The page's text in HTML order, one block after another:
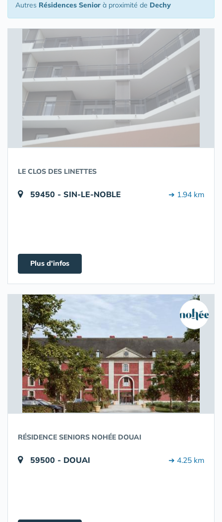
Autres Résidences Senior à proximité de Dechy
LE CLOS DES LINETTES
59450 - SIN-LE-NOBLE ➔ 1.94 km
Plus d'infos
RÉSIDENCE SENIORS NOHÉE DOUAI
59500 - DOUAI ➔ 4.25 km